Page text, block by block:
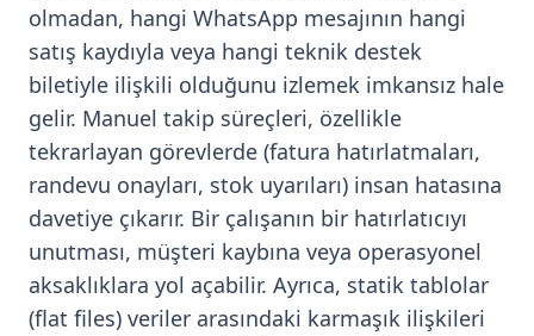
olmadan, hangi WhatsApp mesajının hangi
satış kaydıyla veya hangi teknik destek
biletiyle ilişkili olduğunu izlemek imkansız hale
gelir. Manuel takip süreçleri, özellikle
tekrarlayan görevlerde (fatura hatırlatmaları,
randevu onayları, stok uyarıları) insan hatasına
davetiye çıkarır. Bir çalışanın bir hatırlatıcıyı
unutması, müşteri kaybına veya operasyonel
aksaklıklara yol açabilir. Ayrıca, statik tablolar
(flat files) veriler arasındaki karmaşık ilişkileri